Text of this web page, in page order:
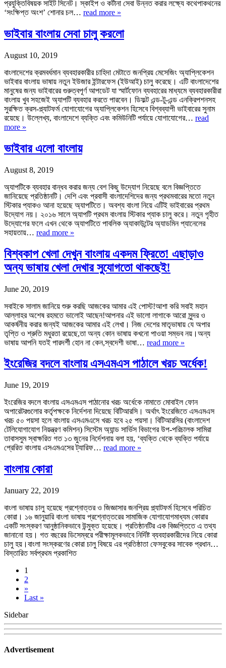
প্রযুক্তিবিষয়ক সাইট সিনেট। স্কাইপ ও কর্টানা সেবা উন্নত করার লক্ষ্যে কথেপাকথনের
‘সংক্ষিপ্ত অংশ’ শোনার চল… read more »
ভাইবার বাংলায় সেবা চালু করলো
August 10, 2019
বাংলাদেশের ক্রমবর্ধমান ব্যবহারকারীর চাহিদা মেটাতে জনপ্রিয় মেসেজিং অ্যাপ্লিকেশন
ভাইবার বাংলায় ভাষায় নতুন ইউজার ইন্টারফেস (ইউআই) চালু করেছে। এটি বাংলাদেশের
মানুষের জন্য ভাইবারের গুরুত্বপূর্ণ আপডেট যা স্মার্টফোন ব্যবহারের মাধ্যমে ব্যবহারকারীরা
বাংলায় খুব সহজেই অ্যাপটি ব্যবহার করতে পারবেন। ডিফল্ট এন্ড-টু-এন্ড এনক্রিপশনসহ
সুরক্ষিত ক্রস-প্ল্যাটফর্ম যোগাযোগের অ্যাপ্লিকেশন হিসেবে বিশ্বব্যাপী ভাইবারের সুনাম
রয়েছে। উল্লেখ্য, বাংলাদেশে ব্যক্তি এবং কমিউনিটি পর্যায়ে যোগাযোগের… read
more »
ভাইবার এলো বাংলায়
August 8, 2019
অ্যাপটিকে ব্যবহার বান্ধব করার জন্য বেশ কিছু উদ্যোগ নিয়েছে বলে বিজ্ঞপ্তিতে
জানিয়েছে প্রতিষ্ঠানটি। দেশি এবং প্রবাসী বাংলাদেশিদের জন্য প্রথমবারের মতো নতুন
স্টিকার প্যাকও আনা হয়েছে অ্যাপটিতে। অবশ্য বাংলা নিয়ে এটিই ভাইবারের প্রথম
উদ্যোগ নয়। ২০১৬ সালে অ্যাপটি প্রথম বাংলায় স্টিকার প্যাক চালু করে। নতুন গৃহীত
উদ্যোগের ফলে এখন থেকে অ্যাপটিতে পাবলিক অ্যাকাউন্টের অ্যাডমিন প্যানেলের
সহায়তায়… read more »
বিশ্বকাপ খেলা দেখুন বাংলায় একদম ফ্রিতে! এছাড়াও
অন্য ভাষায় খেলা দেখার সুযোগতো থাকছেই!
June 20, 2019
সবাইকে সালাম জানিয়ে শুরু করছি আজকের আমার এই পোস্ট!আশা করি সবাই মহান
আল্লাহর অশেষ রহমতে ভালোই আছেন!আপনার এই ভালো লাগাকে আরো সুন্দর ও
আকর্ষনীয় করার জন্যই আজকের আমার এই লেখা। নিজ দেশের মাতৃভাষায় যে অপার
তৃপ্তি ও শ্রুতি মধুরতা রয়েছে,তা অন্য কোন ভাষায় কখনো পাওয়া সম্ভব নয়।অন্য
ভাষায় আপনি যতই পারদর্শী হোন না কেন,স্বদেশী ভাষা… read more »
ইংরেজির বদলে বাংলায় এসএমএস পাঠালে খরচ অর্ধেক!
June 19, 2019
ইংরেজির বদলে বাংলায় এসএমএস পাঠানোর খরচ অর্ধেকে নামাতে মোবাইল ফোন
অপারেটরগুলোর কর্তৃপক্ষকে নির্দেশনা দিয়েছে বিটিআরসি। অর্থাৎ ইংরেজিতে এসএমএস
খরচ ৫০ পয়সা হলে বাংলায় এসএমএসে খরচ হবে ২৫ পয়সা। বিটিআরসির (বাংলাদেশ
টেলিযোগাযোগ নিয়ন্ত্রণ কমিশন) সিস্টেম অ্যান্ড সার্ভিস বিভাগের উপ-পরিচালক সামিরা
তাবাসসুম স্বাক্ষরিত গত ১৩ জুনের নির্দেশনায় বলা হয়, ‘ব্যক্তি থেকে ব্যক্তি পর্যায়ে
প্রেরিত বাংলায় এসএমএসের ট্যারিফ… read more »
বাংলায় কোরা
January 22, 2019
বাংলা ভাষায় চালু হয়েছে প্রশ্নোত্তর ও জিজ্ঞাসার জনপ্রিয় প্ল্যাটফর্ম হিসেবে পরিচিত
কোরা। ১৬ জানুয়ারি বাংলা ভাষায় প্রশ্নোত্তরের সামাজিক যোগাযোগমাধ্যম কোরার
একটি সংস্করণ আনুষ্ঠানিকভাবে উন্মুক্ত হয়েছে। প্রতিষ্ঠানটির এক বিজ্ঞপ্তিতে এ তথ্য
জানানো হয়। গত বছরের ডিসেম্বরে পরীক্ষামূলকভাবে নির্দিষ্ট ব্যবহারকারীদের নিয়ে কোরা
চালু হয়।বাংলা সংস্করণের কোরা চালু বিষয়ে এর প্রতিষ্ঠাতা ফেসবুকের সাবেক প্রধান…
বিস্তারিত সর্বপ্রথম প্রকাশিত
1
2
»
Last »
Sidebar
Advertisement